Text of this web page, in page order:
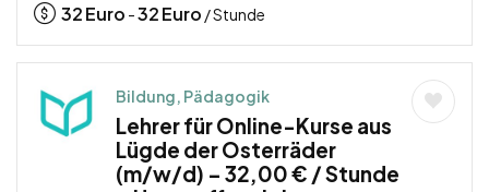
32Euro -32Euro / Stunde
Bildung, Pädagogik
Lehrer für Online-Kurse aus
Lügde der Osterräder
(m/w/d) – 32,00 € / Stunde